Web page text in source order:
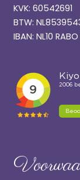
KVK: 60542691
BTW:
IBAN: NL10